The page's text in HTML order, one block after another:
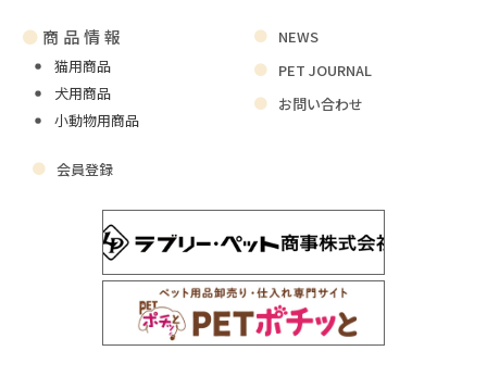
● 商品情報
猫用商品
犬用商品
小動物用商品
NEWS
PET JOURNAL
お問い合わせ
会員登録